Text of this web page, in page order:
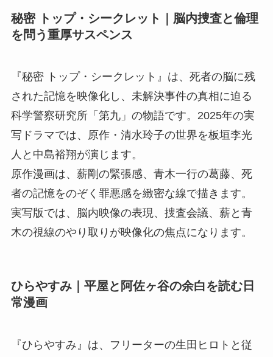
秘密 トップ・シークレット｜脳内捜査と倫理
を問う重厚サスペンス
『秘密 トップ・シークレット』は、死者の脳に残
された記憶を映像化し、未解決事件の真相に迫る
科学警察研究所「第九」の物語です。2025年の実
写ドラマでは、原作・清水玲子の世界を板垣李光
人と中島裕翔が演じます。
原作漫画は、薪剛の緊張感、青木一行の葛藤、死
者の記憶をのぞく罪悪感を緻密な線で描きます。
実写版では、脳内映像の表現、捜査会議、薪と青
木の視線のやり取りが映像化の焦点になります。
ひらやすみ｜平屋と阿佐ヶ谷の余白を読む日
常漫画
『ひらやすみ』は、フリーターの生田ヒロトと従